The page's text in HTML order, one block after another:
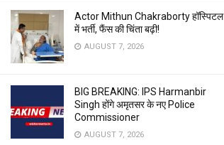
Actor Mithun Chakraborty हॉस्पिटल
में भर्ती, फैंस की चिंता बढ़ी!
AUGUST 7, 2026
BIG BREAKING: IPS Harmanbir
Singh होंगे अमृतसर के नए Police
Commissioner
AUGUST 7, 2026